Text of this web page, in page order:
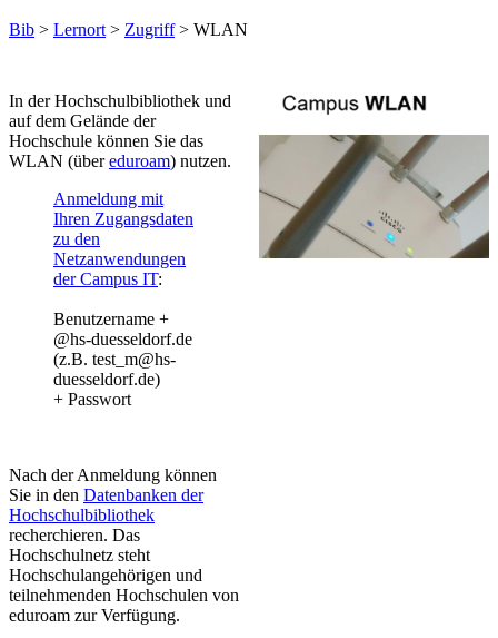
Bib > Lernort > Zugriff> WLAN
​​​​​​​​​In der Hochschulbibliothek und
auf dem Gelände der
Hochschule können Sie das
WLAN (übereduroam​) nutzen.
Anmeldung mit
Ihren Zugangsdaten
zu den
Netzanwendungen
der Campus IT​:
Benutzername +
@hs-duesseldorf.de
(z.B. test_m@hs-
duesseldorf.de)
+ Passwort
Nach der Anmeldung können
Sie in den Datenbanken der
Hochschulbibliothek​
recherchieren. Das
Hochschulnetz steht
Hochschulangehörigen und
teilnehmenden Hochschulen von
eduroam zur Verfügung.